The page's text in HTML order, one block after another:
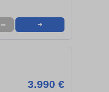
➦ ➜
3.990 €